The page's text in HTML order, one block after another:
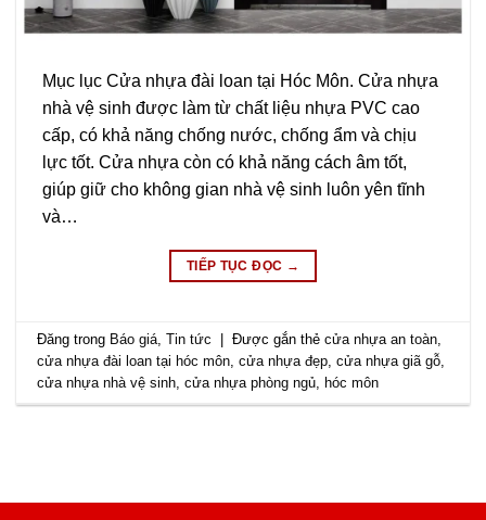
Mục lục Cửa nhựa đài loan tại Hóc Môn. Cửa nhựa
nhà vệ sinh được làm từ chất liệu nhựa PVC cao
cấp, có khả năng chống nước, chống ẩm và chịu
lực tốt. Cửa nhựa còn có khả năng cách âm tốt,
giúp giữ cho không gian nhà vệ sinh luôn yên tĩnh
và…
TIẾP TỤC ĐỌC →
Đăng trong Báo giá,Tin tức Được gắn thẻcửa nhựa an toàn,
cửa nhựa đài loan tại hóc môn,cửa nhựa đẹp,cửa nhựa giã gỗ,
cửa nhựa nhà vệ sinh,cửa nhựa phòng ngủ, hóc môn